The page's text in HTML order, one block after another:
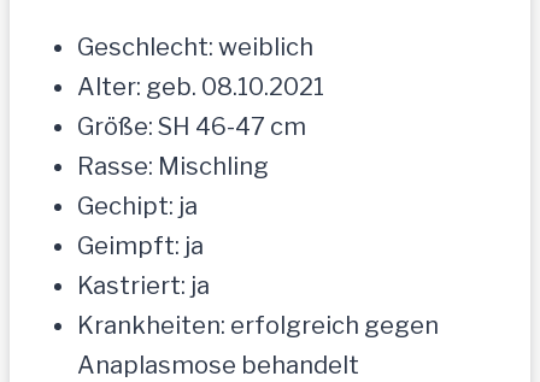
Geschlecht: weiblich
Alter: geb. 08.10.2021
Größe: SH 46-47 cm
Rasse: Mischling
Gechipt: ja
Geimpft: ja
Kastriert: ja
Krankheiten: erfolgreich gegen
Anaplasmose behandelt